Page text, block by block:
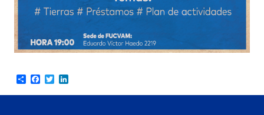
ShareFacebook
Twitter